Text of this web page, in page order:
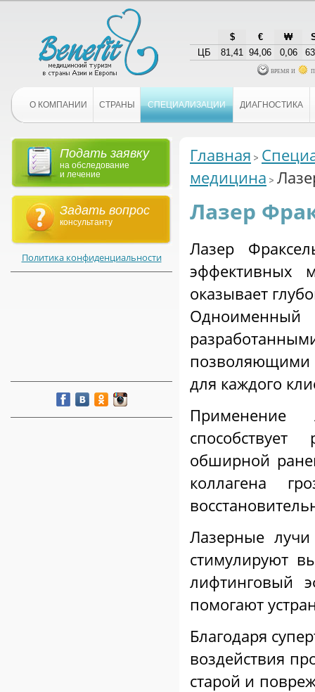
$ € ₩
ЦБ
81,41 94,06 0,06
время и
О КОМПАНИИ СТРАНЫ СПЕЦИАЛИЗАЦИИ ДИАГНОСТИКА
Подать заявку
на обследование
и лечение
Задать вопрос
консультанту
Политика конфиденциальности
Главная
медицина
Лазер
Лазер
эффективных
оказывает
позволяющими
для каждого
Применение
обширной
коллагена
Лазерные
стимулируют
лифтинговый
помогают
Благодаря
воздействия
старой и